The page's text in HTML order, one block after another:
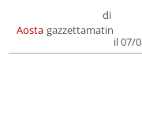
Aosta
di
gazzettamatin
il 07/